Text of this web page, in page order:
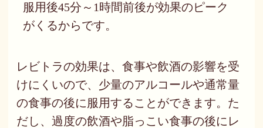
服用後45分～1時間前後が効果のピーク
がくるからです。
レビトラの効果は、食事や飲酒の影響を受
けにくいので、少量のアルコールや通常量
の食事の後に服用することができます。た
だし、過度の飲酒や脂っこい食事の後にレ